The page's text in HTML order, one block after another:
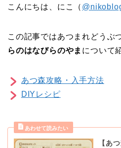
こんにちは、にこ（
この記事ではあつまれどうぶ
らのはなびらのやま について
あつ森攻略・入手方法
DIYレシピ
【あ